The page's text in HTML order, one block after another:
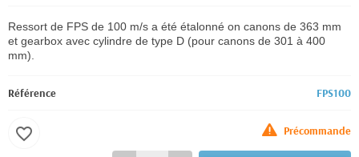
Ressort de FPS de 100 m/s a été étalonné on canons de 363 mm
et gearbox avec cylindre de type D (pour canons de 301 à 400
mm).
Référence FPS100
Précommande
favorite_border